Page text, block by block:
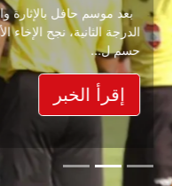
بالإثارة والصراع في دوري
نجح الإخاء الأهلي عاليه في